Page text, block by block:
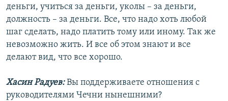
деньги, учиться за деньги, уколы – за деньги,
должность – за деньги. Все, что надо хоть любой
шаг сделать, надо платить тому или иному. Так же
невозможно жить. И все об этом знают и все
делают вид, что все хорошо.
Хасин Радуев:Вы поддерживаете отношения с
руководителями Чечни нынешними?